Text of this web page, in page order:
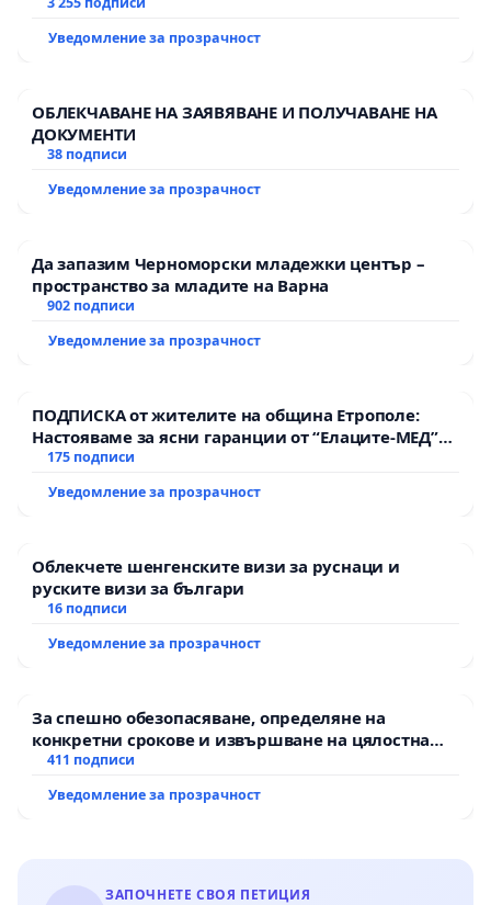
Уведомление за прозрачност
ОБЛЕКЧАВАНЕ НА ЗАЯВЯВАНЕ И ПОЛУЧАВАНЕ НА
ДОКУМЕНТИ
38 подписи
Уведомление за прозрачност
Да запазим Черноморски младежки център –
пространство за младите на Варна
902 подписи
Уведомление за прозрачност
ПОДПИСКА от жителите на община Етрополе:
Настояваме за ясни гаранции от “Елаците-МЕД”
АД и от държавата, че ще се изпълнят всички
175 подписи
Уведомление за прозрачност
Облекчете шенгенските визи за руснаци и
руските визи за българи
16 подписи
Уведомление за прозрачност
За спешно обезопасяване, определяне на
конкретни срокове и извършване на цялостна
рехабилитация на републиканския път между
Мирово - к.к. Момин проход
411 подписи
Уведомление за прозрачност
ЗАПОЧНЕТЕ СВОЯ ПЕТИЦИЯ